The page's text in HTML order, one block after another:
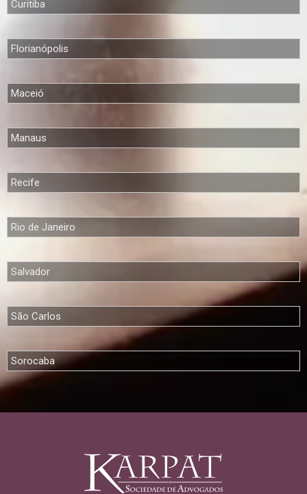
Curitiba
Florianópolis
Maceió
Manaus
Recife
Rio de Janeiro
Salvador
São Carlos
Sorocaba